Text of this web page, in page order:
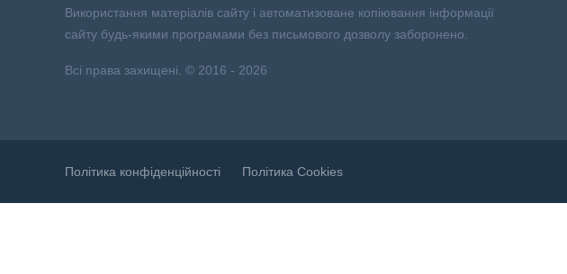
Використання матеріалів сайту і автоматизоване копіювання інформації
сайту будь-якими програмами без письмового дозволу заборонено.
Всі права захищені. © 2016 - 2026
Політика конфіденційності Політика Сookies